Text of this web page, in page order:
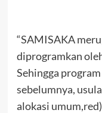
“SAMISAKA
diprogramkan
Sehingga
sebelumnya,
alokasi